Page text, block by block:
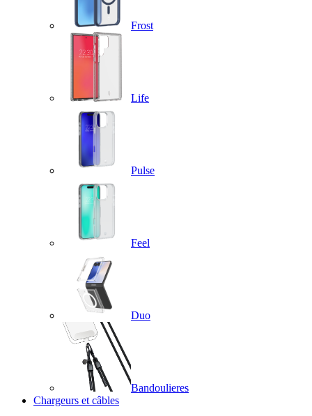
Frost
Life
Pulse
Feel
Duo
Bandoulieres
Chargeurs et câbles